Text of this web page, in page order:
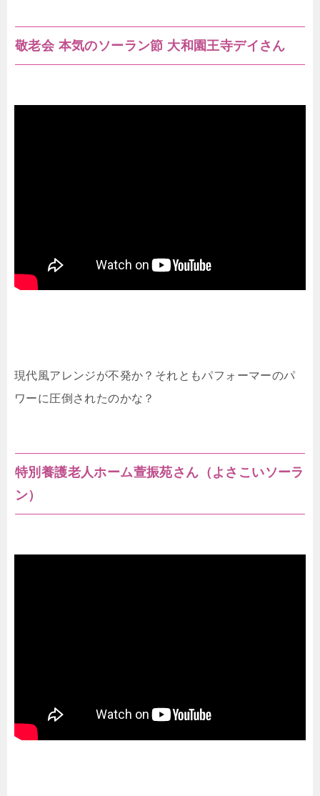
敬老会 本気のソーラン節 大和園王寺デイさん
現代風アレンジが不発か？それともパフォーマーのパ
ワーに圧倒されたのかな？
特別養護老人ホーム萱振苑さん（よさこいソーラ
ン）